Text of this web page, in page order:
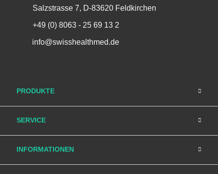
Salzstrasse 7, D-83620 Feldkirchen
+49 (0) 8063 - 25 69 13 2
info@swisshealthmed.de
PRODUKTE
SERVICE
INFORMATIONEN